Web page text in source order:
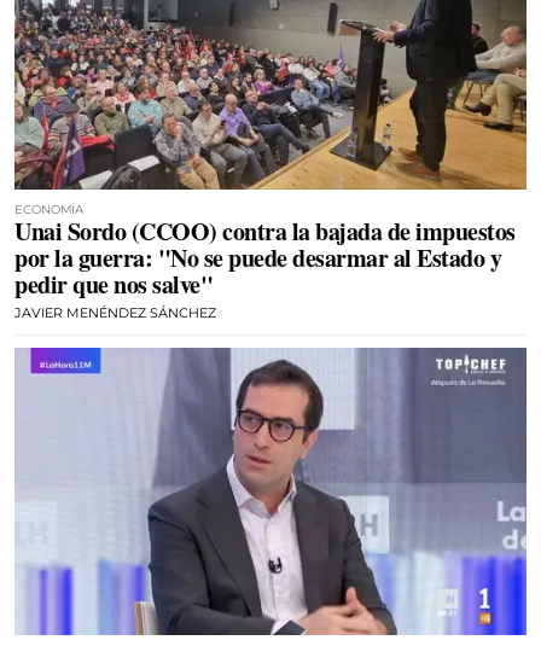
ECONOMÍA
Unai Sordo (CCOO) contra la bajada de impuestos
por la guerra: "No se puede desarmar al Estado y
pedir que nos salve"
JAVIER MENÉNDEZ SÁNCHEZ